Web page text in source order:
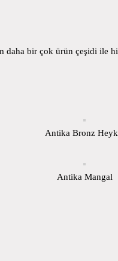
daha bir çok ürün çeşidi ile
Antika Bronz
Antika Mangal